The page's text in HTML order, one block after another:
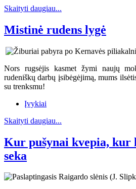
Skaityti daugiau...
Mistinė rudens lygė
Nors rugsėjis kasmet žymi naujų
rudeniškų darbų įsibėgėjimą, mums
su trenksmu!
Įvykiai
Skaityti daugiau...
Kur pušynai kvepia, kur
seka